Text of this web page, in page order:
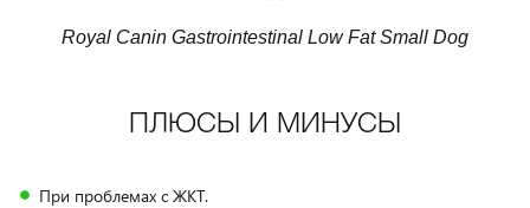
Royal Canin Gastrointestinal Low Fat Small Dog
ПЛЮСЫ И МИНУСЫ
При проблемах с ЖКТ.